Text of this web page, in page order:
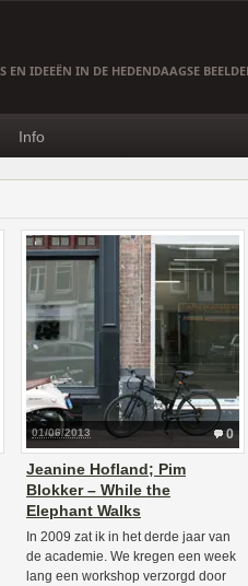
EN IDEEËN IN DE HEDENDAAGSE
Info
0
01/06/2013
Jeanine Hofland; Pim
Blokker – While the
Elephant Walks
In 2009 zat ik in het derde jaar van
de academie. We kregen een week
lang een workshop verzorgd door